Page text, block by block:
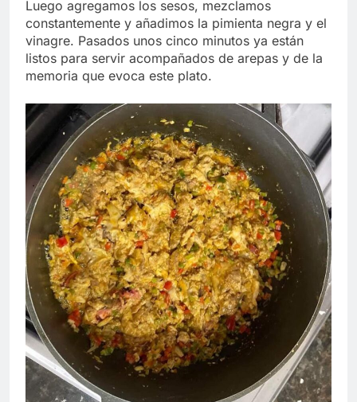
Luego agregamos los sesos, mezclamos
constantemente y añadimos la pimienta negra y el
vinagre. Pasados unos cinco minutos ya están
listos para servir acompañados de arepas y de la
memoria que evoca este plato.